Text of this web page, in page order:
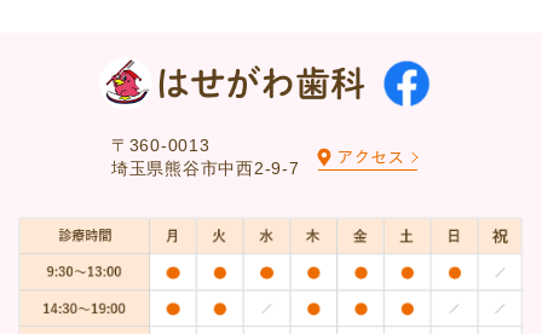
〒360-0013
埼玉県熊谷市中西2-9-7